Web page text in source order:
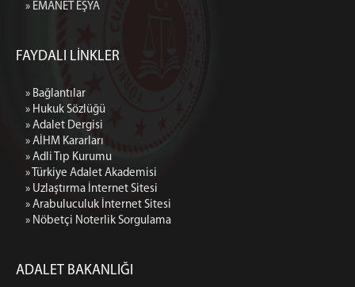
» EMANET EŞYA
FAYDALI LİNKLER
» Bağlantılar
» Hukuk Sözlüğü
» Adalet Dergisi
» AİHM Kararları
» Adli Tıp Kurumu
» Türkiye Adalet Akademisi
» Uzlaştırma İnternet Sitesi
» Arabuluculuk İnternet Sitesi
» Nöbetçi Noterlik Sorgulama
ADALET BAKANLIĞI